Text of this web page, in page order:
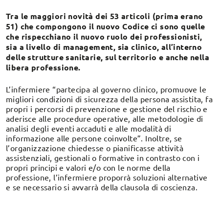
Tra le maggiori novità dei 53 articoli (prima erano
51) che compongono il nuovo Codice ci sono quelle
che rispecchiano il nuovo ruolo dei professionisti,
sia a livello di management, sia clinico, all’interno
delle strutture sanitarie, sul territorio e anche nella
libera professione.
L’infermiere “partecipa al governo clinico, promuove le
migliori condizioni di sicurezza della persona assistita, fa
propri i percorsi di prevenzione e gestione del rischio e
aderisce alle procedure operative, alle metodologie di
analisi degli eventi accaduti e alle modalità di
informazione alle persone coinvolte”. Inoltre, se
l’organizzazione chiedesse o pianificasse attività
assistenziali, gestionali o formative in contrasto con i
propri principi e valori e/o con le norme della
professione, l’infermiere proporrà soluzioni alternative
e se necessario si avvarrà della clausola di coscienza.